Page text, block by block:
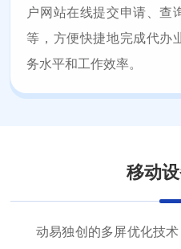
户网站在线提交申请、查
等，方便快捷地完成代办
务水平和工作效率。
移动
动易独创的多屏优化技